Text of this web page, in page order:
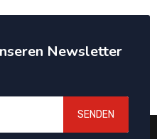
Newsletter
SENDEN